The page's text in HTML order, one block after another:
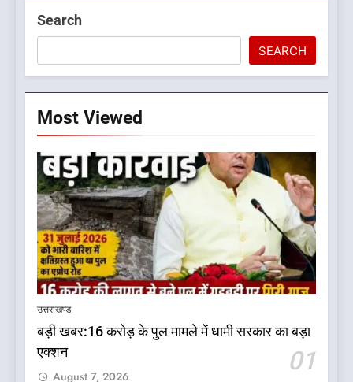
Search
SEARCH
Most Viewed
उत्तराखण्ड
बड़ी खबर:16 करोड़ के पुल मामले में धामी सरकार का बड़ा
एक्शन
01
August 7, 2026
5
कृष्णा हाउसकीपिंग के मालिक दीपक
जायसवाल विनोद नौटियाल आदि पर
6